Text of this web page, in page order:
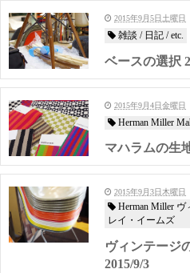
2015年9月5日土曜日
雑談 / 日記 / etc.
ベースの選択
2015年9月4日金曜日
Herman Miller
マハラムの生
2015年9月3日木曜日
Herman Miller
レイ・イームズ
ヴィンテージ
2015/9/3